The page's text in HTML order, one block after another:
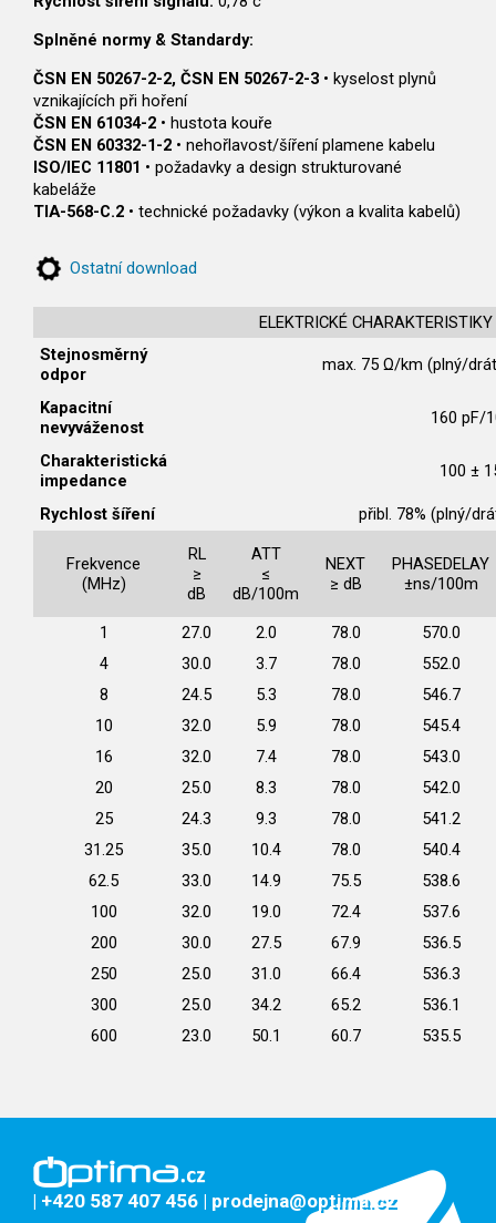
Splněné normy & Standardy:
ČSN EN 50267-2-2, ČSN EN 50267-2-3 • kyselost plynů
vznikajících při hoření
ČSN EN 61034-2 • hustota kouře
ČSN EN 60332-1-2 • nehořlavost/šíření plamene kabelu
ISO/IEC 11801 • požadavky a design strukturované
kabeláže
TIA-568-C.2 • technické požadavky (výkon a kvalita kabelů)
Ostatní download
ELEKTRICKÉ
Stejnosměrný
odpor
max. 75 Ω/km (plný/
Kapacitní
nevyváženost
160 pF/
Charakteristická
impedance
100 ±
Rychlost šíření přibl. 78% (plný/
Frekvence
(MHz)
RL
≥
dB
ATT
≤
dB/100m
NEXT
≥ dB
PHASEDELAY
±ns/100m
1 27.0 2.0 78.0
570.0
4
30.0 3.7 78.0
552.0
8
24.5 5.3 78.0
546.7
10
32.0 5.9 78.0
545.4
16
32.0 7.4 78.0
543.0
20
25.0 8.3 78.0
542.0
25
24.3 9.3 78.0
541.2
31.25
35.0 10.4 78.0
540.4
62.5
33.0 14.9 75.5
538.6
100
32.0 19.0 72.4
537.6
200
30.0 27.5 67.9
536.5
250
25.0 31.0 66.4
536.3
300
25.0 34.2 65.2
536.1
600
23.0 50.1 60.7 535.5
| +420 587 407 456 | prodejna@optima.cz